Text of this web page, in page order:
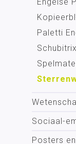
Paletti
Sociaal-
Posters